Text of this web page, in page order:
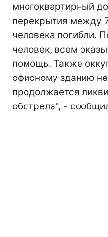
многоквартирный
перекрытия между
человека погибли.
человек, всем
помощь. Также
офисному зданию
продолжается
обстрела", -